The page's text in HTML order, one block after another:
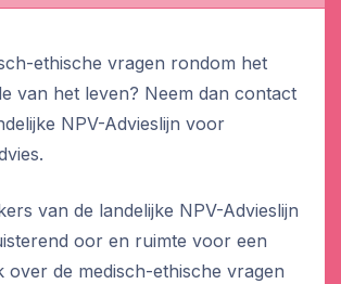
ethische vragen rondom het
van het leven? Neem dan contact
NPV-Advieslijn voor
van de landelijke NPV-Advieslijn
oor en ruimte voor een
over de medisch-ethische vragen